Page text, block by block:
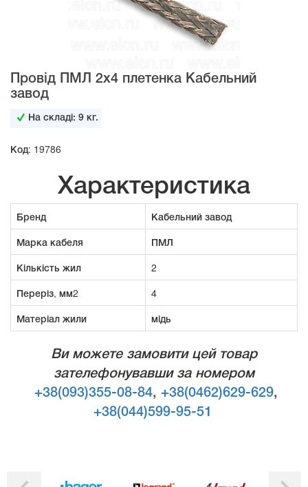
Провід ПМЛ 2х4 плетенка Кабельний
завод
На складі:9 кг.
Код: 19786
Характеристика
Бренд
Кабельний завод
Марка кабеля
ПМЛ
Кількість жил
2
Переріз, мм2
4
Матеріал жили
мідь
Ви можете замовити цей товар
зателефонувавши за номером
+38(093)355-08-84, +38(0462)629-629,
+38(044)599-95-51